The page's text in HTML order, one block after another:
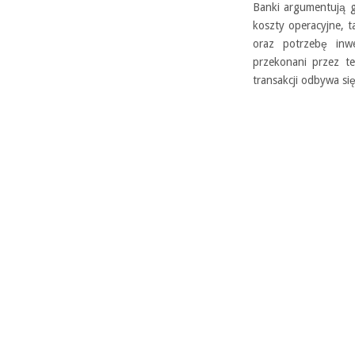
Banki argumentują
koszty operacyjne,
oraz potrzebę
przekonani przez
transakcji odbywa